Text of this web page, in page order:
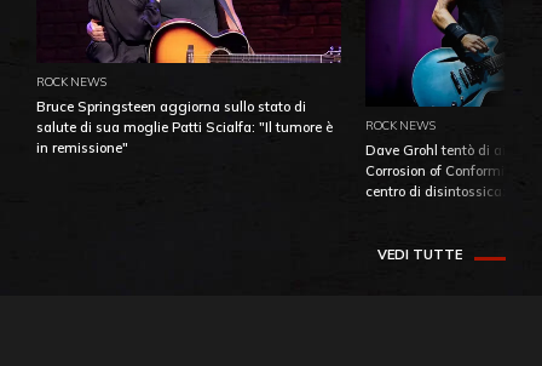
ROCK NEWS
Bruce Springsteen aggiorna sullo stato di
salute di sua moglie Patti Scialfa: "Il tumore è
in remissione"
ROCK NEWS
Dave Grohl tentò di
Corrosion of Conformity
centro di
VEDI TUTTE